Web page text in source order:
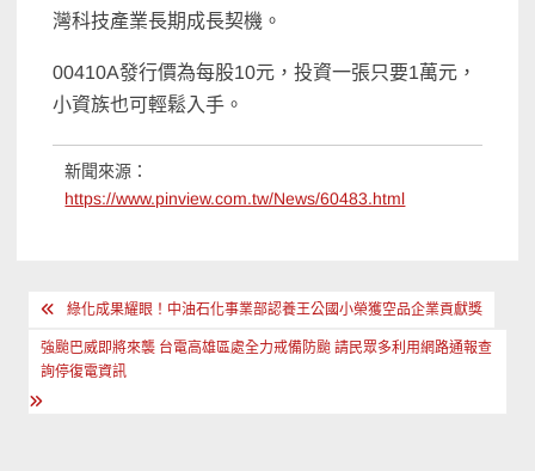
灣科技產業長期成長契機。
00410A發行價為每股10元，投資一張只要1萬元，
小資族也可輕鬆入手。
新聞來源：
https://www.pinview.com.tw/News/60483.html
文
章
導
綠化成果耀眼！中油石化事業部認養王公國小榮獲空品企業貢獻獎
強颱巴威即將來襲 台電高雄區處全力戒備防颱 請民眾多利用網路通報查
詢停復電資訊